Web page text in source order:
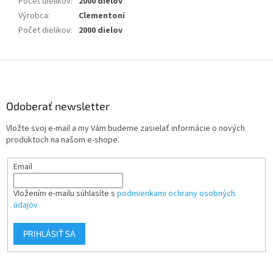
Výrobca:
Clementoni
Počet dielikov: 2000 dielov
Odoberať newsletter
Vložte svoj e-mail a my Vám budeme zasielať informácie o nových
produktoch na našom e-shope.
Email
Vložením e-mailu súhlasíte s podmienkami ochrany osobných
údajov
PRIHLÁSIŤ SA